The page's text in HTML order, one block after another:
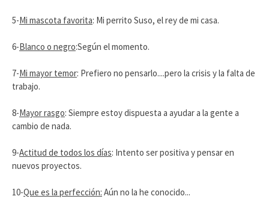
5-Mi mascota favorita: Mi perrito Suso, el rey de mi casa.
6-Blanco o negro:Según el momento.
7-Mi mayor temor: Prefiero no pensarlo....pero la crisis y la falta de
trabajo.
8-Mayor rasgo: Siempre estoy dispuesta a ayudar a la gente a
cambio de nada.
9-Actitud de todos los días: Intento ser positiva y pensar en
nuevos proyectos.
10-Que es la perfección: Aún no la he conocido...